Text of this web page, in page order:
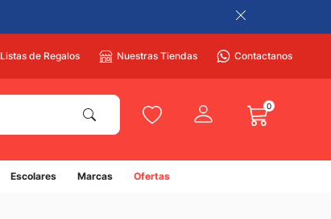
Listas de Regalos Nuestras Tiendas Contactanos
0
Escolares Marcas Ofertas